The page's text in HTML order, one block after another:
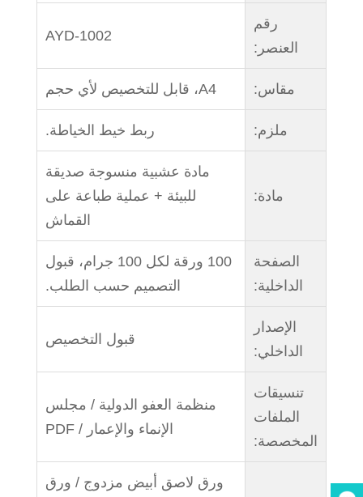
رقم
العنصر:
AYD-1002
مقاس: A4، قابل للتخصيص لأي حجم
ملزم: ربط خيط الخياطة.
مادة:
مادة عشبية منسوجة صديقة
للبيئة + عملية طباعة على
القماش
الصفحة
الداخلية:
100 ورقة لكل 100 جرام، قبول
التصميم حسب الطلب.
الإصدار
الداخلي:
قبول التخصيص
تنسيقات
الملفات
المخصصة:
منظمة العفو الدولية / مجلس
الإنماء والإعمار / PDF
ورق لاصق أبيض مزدوج / ورق